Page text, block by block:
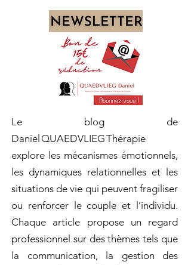
Le blog de
Daniel QUAEDVLIEG Thérapie
explore les mécanismes émotionnels,
les dynamiques relationnelles et les
situations de vie qui peuvent fragiliser
ou renforcer le couple et l’individu.
Chaque article propose un regard
professionnel sur des thèmes tels que
la communication, la gestion des